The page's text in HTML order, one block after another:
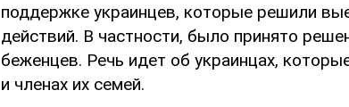
поддержке украинцев, которые решили
действий. В частности, было принято
беженцев. Речь идет об украинцах,
и членах их семей.